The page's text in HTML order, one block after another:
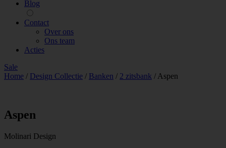
Blog
Contact
Over ons
Ons team
Acties
Sale
Home / Design Collectie / Banken / 2 zitsbank / Aspen
Aspen
Molinari Design